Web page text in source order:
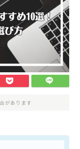
があります